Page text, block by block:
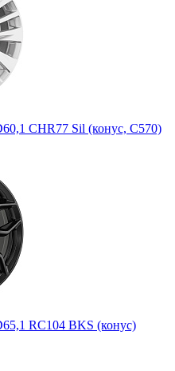
CHR77 Sil (конус, C570)
RC104 BKS (конус)